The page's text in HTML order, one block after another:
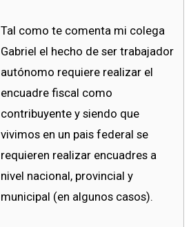
Tal como te comenta mi colega
Gabriel el hecho de ser trabajador
autónomo requiere realizar el
encuadre fiscal como
contribuyente y siendo que
vivimos en un pais federal se
requieren realizar encuadres a
nivel nacional, provincial y
municipal (en algunos casos).